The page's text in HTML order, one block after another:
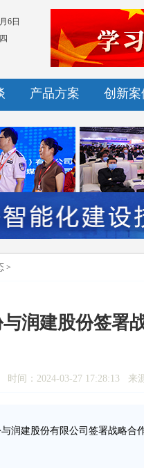
6日
产品方案 创新案
>
润建股份签署
时间：2024-03-27 17:28:13 来
润建股份有限公司签署战略合